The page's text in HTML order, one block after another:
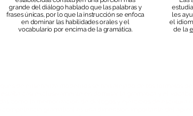
grande del diálogo hablado que las palabras y
frases únicas, por lo que la instrucción se enfoca
en dominar las habilidades orales y el
vocabulario por encima de la gramática.
les
el
de la